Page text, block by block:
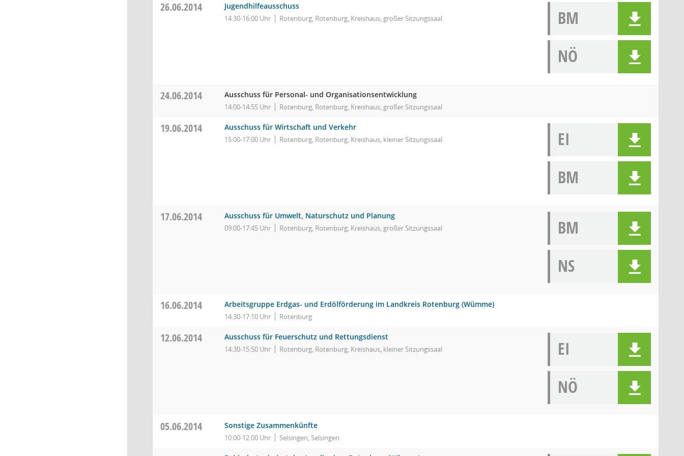
26.06.2014 Jugendhilfeausschuss
14:30-16:00 Uhr Rotenburg, Rotenburg, Kreishaus, großer Sitzungssaal
BM
NÖ
24.06.2014 Ausschuss für Personal- und Organisationsentwicklung
14:00-14:55 Uhr Rotenburg, Rotenburg, Kreishaus, großer Sitzungssaal
19.06.2014 Ausschuss für Wirtschaft und Verkehr
15:00-17:00 Uhr Rotenburg, Rotenburg, Kreishaus, kleiner Sitzungssaal
EI
BM
17.06.2014 Ausschuss für Umwelt, Naturschutz und Planung
09:00-17:45 Uhr Rotenburg, Rotenburg, Kreishaus, großer Sitzungssaal
BM
NS
16.06.2014 Arbeitsgruppe Erdgas- und Erdölförderung im Landkreis Rotenburg (Wümme)
14:30-17:10 Uhr Rotenburg
12.06.2014 Ausschuss für Feuerschutz und Rettungsdienst
14:30-15:50 Uhr Rotenburg, Rotenburg, Kreishaus, kleiner Sitzungssaal
EI
NÖ
05.06.2014 Sonstige Zusammenkünfte
10:00-12:00 Uhr Selsingen, Selsingen